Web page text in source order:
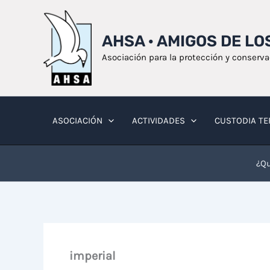
AHSA · AMIGOS DE
Asociación para la protección y
ASOCIACIÓN ACTIVIDADES CUSTODIA
imperial